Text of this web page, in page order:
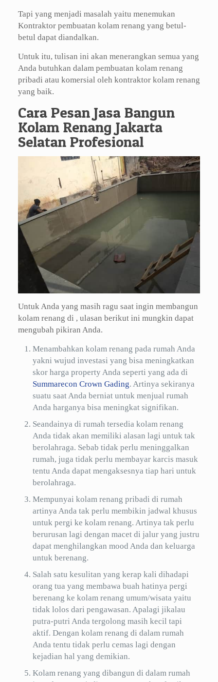
Tapi yang menjadi masalah yaitu menemukan
Kontraktor pembuatan kolam renang yang betul-
betul dapat diandalkan.
Untuk itu, tulisan ini akan menerangkan semua yang
Anda butuhkan dalam pembuatan kolam renang
pribadi atau komersial oleh kontraktor kolam renang
yang baik.
Cara Pesan Jasa Bangun
Kolam Renang Jakarta
Selatan Profesional
Untuk Anda yang masih ragu saat ingin membangun
kolam renang di , ulasan berikut ini mungkin dapat
mengubah pikiran Anda.
Menambahkan kolam renang pada rumah Anda
yakni wujud investasi yang bisa meningkatkan
skor harga property Anda seperti yang ada di
Summarecon Crown Gading. Artinya sekiranya
suatu saat Anda berniat untuk menjual rumah
Anda harganya bisa meningkat signifikan.
Seandainya di rumah tersedia kolam renang
Anda tidak akan memiliki alasan lagi untuk tak
berolahraga. Sebab tidak perlu meninggalkan
rumah, juga tidak perlu membayar karcis masuk
tentu Anda dapat mengaksesnya tiap hari untuk
berolahraga.
Mempunyai kolam renang pribadi di rumah
artinya Anda tak perlu membikin jadwal khusus
untuk pergi ke kolam renang. Artinya tak perlu
berurusan lagi dengan macet di jalur yang justru
dapat menghilangkan mood Anda dan keluarga
untuk berenang.
Salah satu kesulitan yang kerap kali dihadapi
orang tua yang membawa buah hatinya pergi
berenang ke kolam renang umum/wisata yaitu
tidak lolos dari pengawasan. Apalagi jikalau
putra-putri Anda tergolong masih kecil tapi
aktif. Dengan kolam renang di dalam rumah
Anda tentu tidak perlu cemas lagi dengan
kejadian hal yang demikian.
Kolam renang yang dibangun di dalam rumah